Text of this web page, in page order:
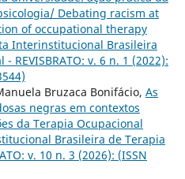
Debating racism at
of occupational therapy
Interinstitucional Brasileira
REVISBRATO: v. 6 n. 1 (2022):
Bruzaca Bonifácio, As
negras em contextos
da Terapia Ocupacional
Brasileira de Terapia
v. 10 n. 3 (2026): (ISSN